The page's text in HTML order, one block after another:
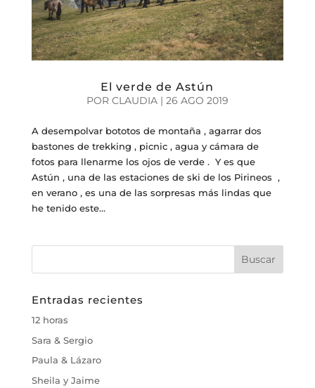
El verde de Astún
POR CLAUDIA| 26 AGO 2019
A desempolvar bototos de montaña , agarrar dos
bastones de trekking , picnic , agua y cámara de
fotos para llenarme los ojos de verde . Y es que
Astún , una de las estaciones de ski de los Pirineos ,
en verano , es una de las sorpresas más lindas que
he tenido este...
Entradas recientes
12 horas
Sara & Sergio
Paula & Lázaro
Sheila y Jaime